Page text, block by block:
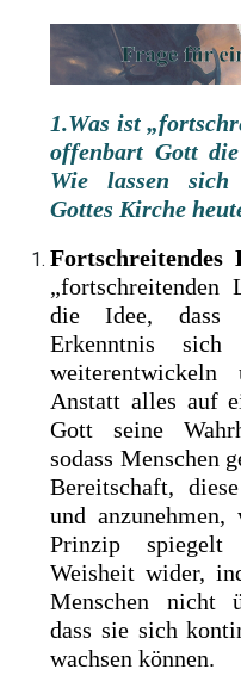
1.Was ist
offenbart Gott
Wie lassen sich
Gottes Kirche
Fortschreitendes
die Idee, dass
Erkenntnis
Anstatt alles auf
Gott seine
sodass Menschen
Bereitschaft,
und anzunehmen,
Prinzip spiegelt
Weisheit wider,
Menschen nicht
dass sie sich
wachsen können.